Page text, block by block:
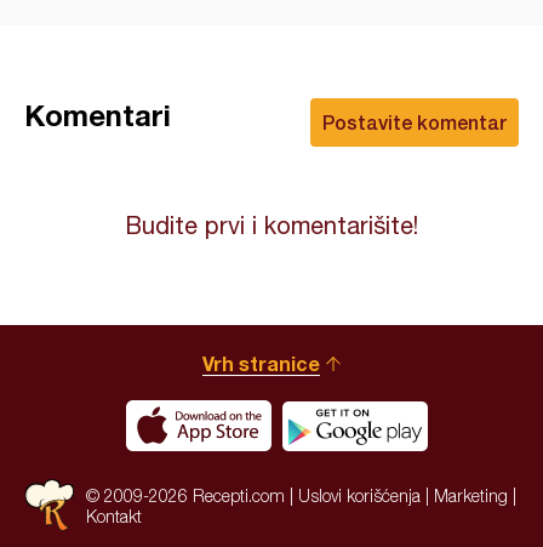
Postavite komentar
Komentari
Budite prvi i komentarišite!
Vrh stranice
© 2009-2026 Recepti.com | Uslovi korišćenja Marketing
Kontakt